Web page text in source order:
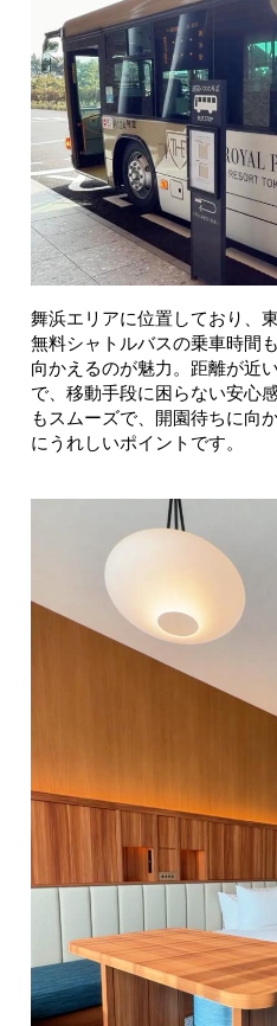
舞浜エリアに位置しており、
無料シャトルバスの乗車時間
向かえるのが魅力。距離が近
で、移動手段に困らない安心
もスムーズで、開園待ちに向
にうれしいポイントです。